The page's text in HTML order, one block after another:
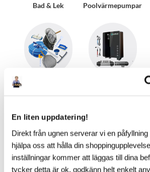
En liten uppdatering!
Direkt från ugnen serverar vi en
hjälpa oss att hålla din
inställningar kommer att läggas till dina
tycker detta är ok, godkänn helt enkelt
Bad & Lek Poolvärmepumpar